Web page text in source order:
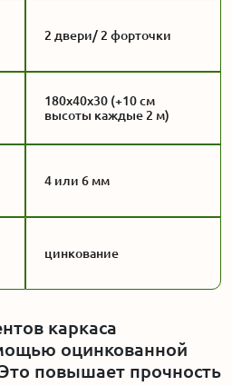
2 двери/ 2 форточки
180x40x30 (+10 см
высоты каждые 2 м)
4 или 6 мм
цинкование
каркаса
оцинкованной
повышает прочность